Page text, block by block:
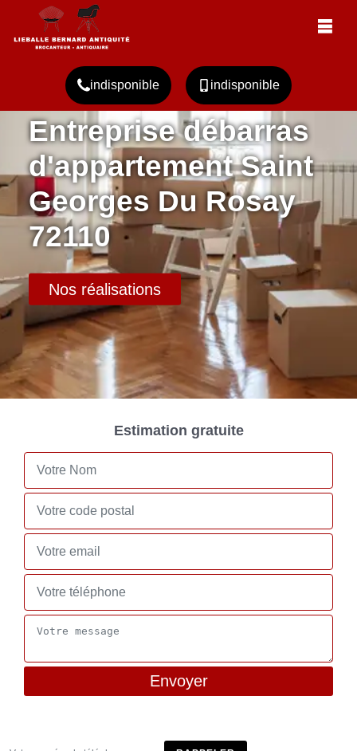
indisponible indisponible
Entreprise débarras
d'appartement Saint
Georges Du Rosay
72110
Nos réalisations
Estimation gratuite